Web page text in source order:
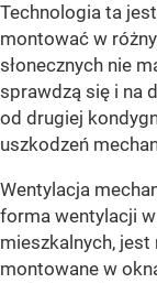
Technologia ta
montować w
słonecznych nie
sprawdzą się i na
od drugiej
uszkodzeń
Wentylacja
forma wentylacji
mieszkalnych,
montowane w